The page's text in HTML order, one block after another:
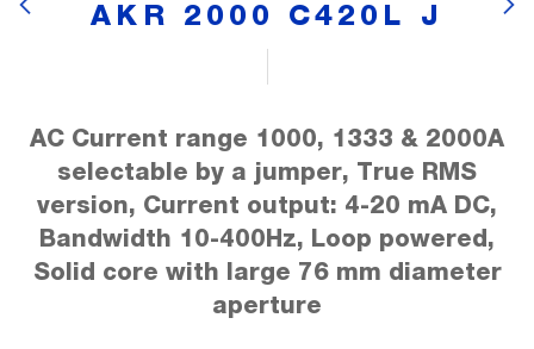
AKR 2000 C420L J
AC Current range 1000, 1333 & 2000A
selectable by a jumper, True RMS
version, Current output: 4-20 mA DC,
Bandwidth 10-400Hz, Loop powered,
Solid core with large 76 mm diameter
aperture